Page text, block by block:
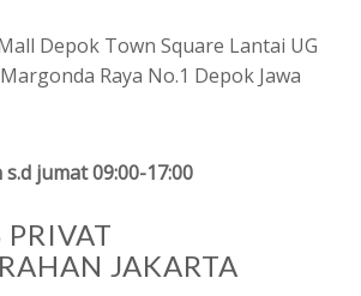
Depok Town Square Lantai UG
Raya No.1 Depok Jawa
s.d jumat 09:00-17:00
PRIVAT
JAKARTA